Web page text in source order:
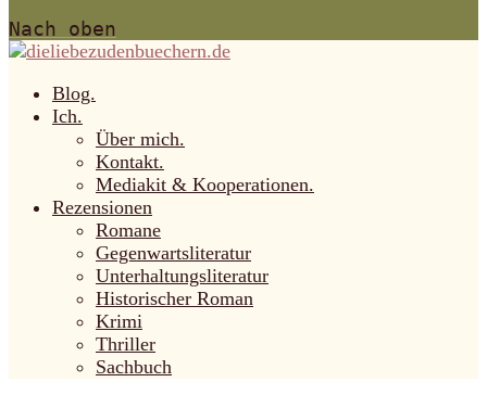
Nach oben
Blog.
Ich.
Über mich.
Kontakt.
Mediakit & Kooperationen.
Rezensionen
Romane
Gegenwartsliteratur
Unterhaltungsliteratur
Historischer Roman
Krimi
Thriller
Sachbuch